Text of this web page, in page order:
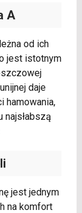
A
od ich
jest istotnym
daje
hamowania,
najsłabszą
jest jednym
na komfort